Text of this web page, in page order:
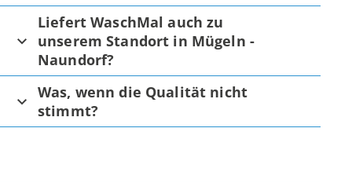
Liefert WaschMal auch zu
unserem Standort in Mügeln -
Naundorf?
Was, wenn die Qualität nicht
stimmt?